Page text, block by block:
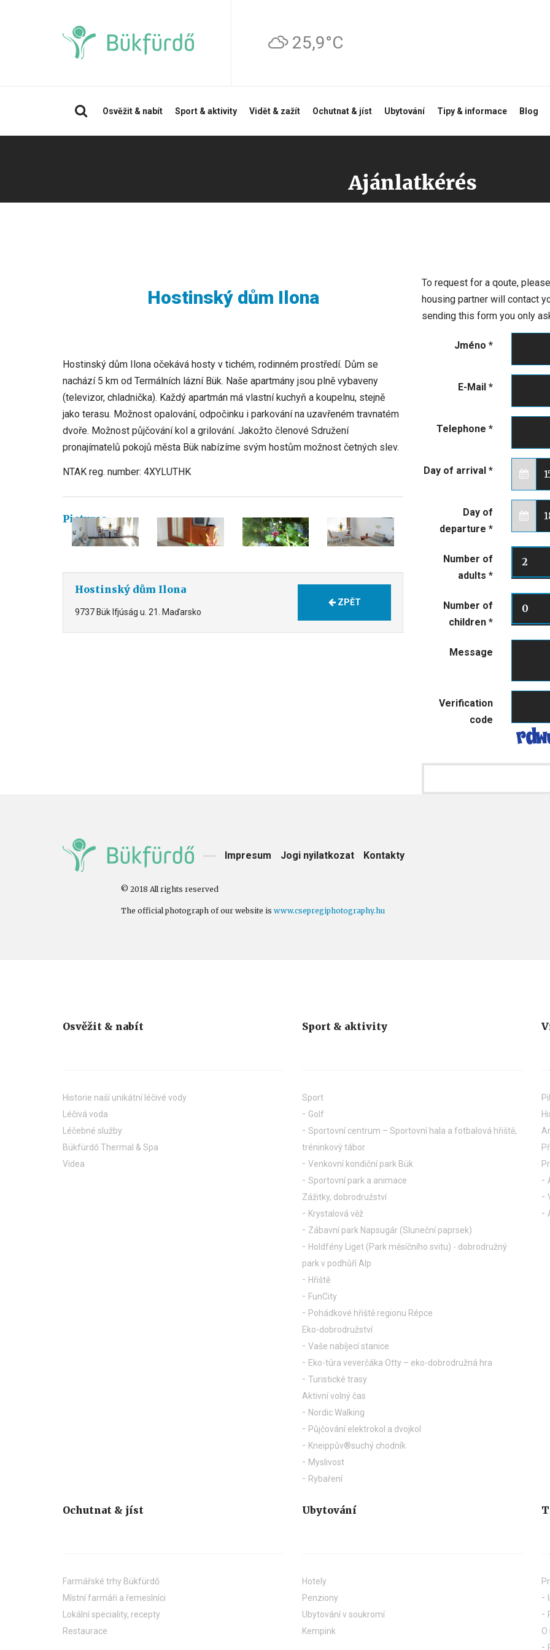
25,9°C
Osvěžit & nabít Sport & aktivity Vidět & zažít Ochutnat & jíst Ubytování Tipy & informace Blog
Ajánlatkérés
Hostinský dům Ilona
Hostinský dům Ilona očekává hosty v tichém, rodinném prostředí. Dům se
nachází 5 km od Termálních lázní Bük. Naše apartmány jsou plně vybaveny
(televizor, chladnička). Každý apartmán má vlastní kuchyň a koupelnu, stejně
jako terasu. Možnost opalování, odpočinku i parkování na uzavřeném travnatém
dvoře. Možnost půjčování kol a grilování. Jakožto členové Sdružení
pronajímatelů pokojů města Bük nabízíme svým hostům možnost četných slev.
NTAK reg. number: 4XYLUTHK
Pictures
Hostinský dům Ilona
9737 Bük Ifjúság u. 21. Maďarsko
ZPĚT
To request for a qoute,
housing partner will contact
sending this form you only
Jméno*
E-Mail*
Telephone*
Day of arrival*
Day of
departure*
Number of
adults*
2
Number of
children*
0
Message
Verification
code
Impresum Jogi nyilatkozat Kontakty
© 2018 All rights reserved
The official photograph of our website is www.csepregiphotography.hu
Osvěžit & nabít
Historie naší unikátní léčivé vody
Léčivá voda
Léčebné služby
Bükfürdő Thermal & Spa
Videa
Sport & aktivity
Sport
Golf
Sportovní centrum – Sportovní hala a fotbalová hřiště,
tréninkový tábor
Venkovní kondiční park Bük
Sportovní park a animace
Zážitky, dobrodružství
Krystalová věž
Zábavní park Napsugár (Sluneční paprsek)
Holdfény Liget (Park měsíčního svitu) - dobrodružný
park v podhůří Alp
Hřiště
FunCity
Pohádkové hřiště regionu Répce
Eko-dobrodružství
Vaše nabíjecí stanice
Eko-túra veverčáka Otty – eko-dobrodružná hra
Turistické trasy
Aktivní volný čas
Nordic Walking
Půjčování elektrokol a dvojkol
Kneippův®suchý chodník
Myslivost
Rybaření
Ochutnat & jíst
Farmářské trhy Bükfürdő
Místní farmáři a řemeslníci
Lokální speciality, recepty
Restaurace
Ubytování
Hotely
Penziony
Ubytování v soukromí
Kempink
O